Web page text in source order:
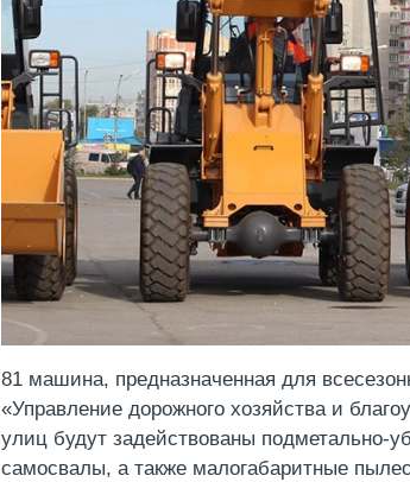
81 машина, предназначенная для
«Управление дорожного хозяйства и
улиц будут задействованы подметально-
самосвалы, а также малогабаритные